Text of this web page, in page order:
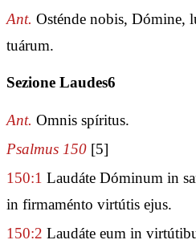
Ant. Osténde nobis, Dómine,
tuárum.
Sezione Laudes6
Ant. Omnis spíritus.
Psalmus 150 [5]
150:1 Laudáte Dóminum in
in firmaménto virtútis ejus.
150:2 Laudáte eum in